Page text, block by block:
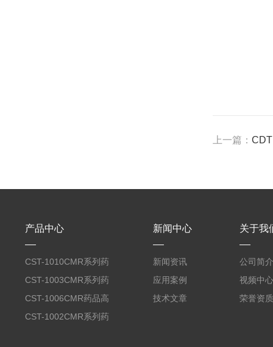
上一篇：
产品中心
CST-1010CMR系列药
品高温试验箱
CST-1003CMR系列药
品高温试验箱
CST-1006CMR药品高
温试验箱
CST-1002CMR系列药
新闻中心
新闻资讯
应用案例
技术文章
关于我
公司简介
视频中心
荣誉资质